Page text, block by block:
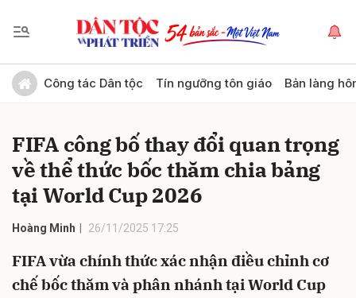
Công tác Dân tộc Tín ngưỡng tôn giáo Bản làng
FIFA công bố thay đổi quan trọng
về thể thức bốc thăm chia bảng
tại World Cup 2026
Hoàng Minh 26/11/2025 17:25
FIFA vừa chính thức xác nhận điều chỉnh cơ
chế bốc thăm và phân nhánh tại World Cup
Gửi bình luận